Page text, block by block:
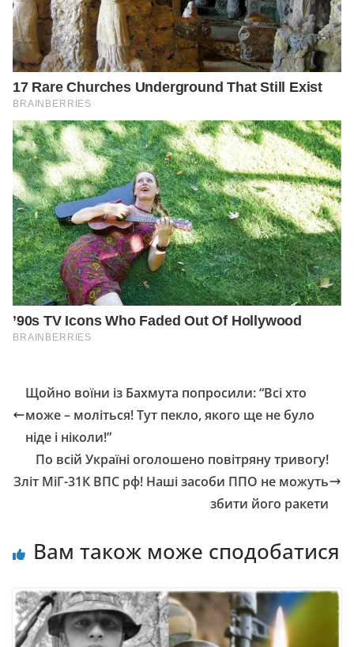
Щойно воїни із Бахмута попросили: “Всі хто
може – моліться! Тут пекло, якого ще не було
ніде і ніколи!”
По всій Україні оголошено повітряну тривогу!
Зліт МіГ-31К ВПС рф! Наші засоби ППО не можуть
збити його ракети
Вам також може сподобатися